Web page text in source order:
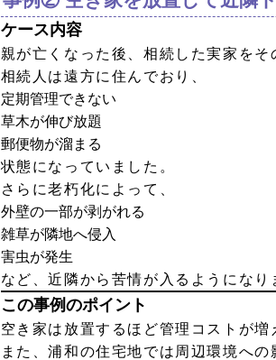
ケース内容
親が亡くなった後、相続した実家をそ
相続人は遠方に住んでおり、
定期管理できない
草木が伸び放題
郵便物が溜まる
状態になっていました。
さらに老朽化によって、
外壁の一部が剥がれる
雑草が隣地へ侵入
害虫が発生
など、近隣から苦情が入るようになり
この事例のポイント
空き家は放置するほど管理コストが増
また、浦和の住宅地では周辺環境へ